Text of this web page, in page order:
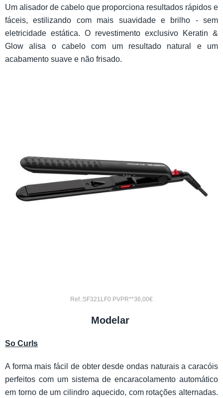
Um alisador de cabelo que proporciona resultados rápidos e
fáceis, estilizando com mais suavidade e brilho - sem
eletricidade estática. O revestimento exclusivo Keratin &
Glow alisa o cabelo com um resultado natural e um
acabamento suave e não frisado.
Ref.:SF321LF0 PVPR**36,00€
Modelar
So Curls
A forma mais fácil de obter desde ondas naturais a caracóis
perfeitos com um sistema de encaracolamento automático
em torno de um cilindro aquecido, com rotações alternadas.